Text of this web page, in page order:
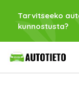
Tarvitseeko
kunnostusta?